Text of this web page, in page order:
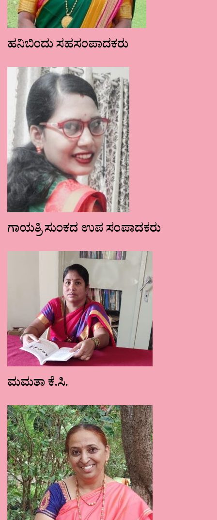
ಹನಿಬಿಂದು ಸಹಸಂಪಾದಕರು
ಗಾಯತ್ರಿ ಸುಂಕದ ಉಪ ಸಂಪಾದಕರು
ಮಮತಾ ಕೆ.ಸಿ.